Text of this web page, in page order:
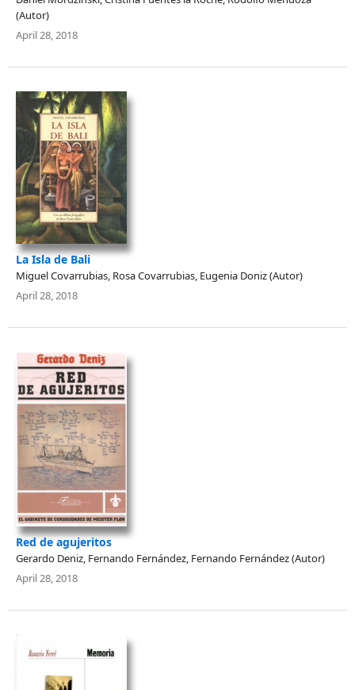
(Autor)
April 28, 2018
La Isla de Bali
Miguel Covarrubias, Rosa Covarrubias, Eugenia Doniz (Autor)
April 28, 2018
Red de agujeritos
Gerardo Deniz, Fernando Fernández, Fernando Fernández (Autor)
April 28, 2018